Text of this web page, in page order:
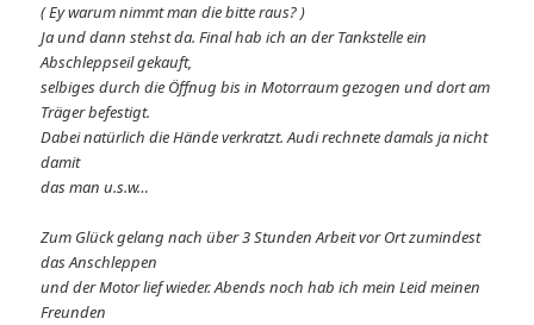
( Ey warum nimmt man die bitte raus? )
Ja und dann stehst da. Final hab ich an der Tankstelle ein
Abschleppseil gekauft,
selbiges durch die Öffnug bis in Motorraum gezogen und dort am
Träger befestigt.
Dabei natürlich die Hände verkratzt. Audi rechnete damals ja nicht
damit
das man u.s.w…
Zum Glück gelang nach über 3 Stunden Arbeit vor Ort zumindest
das Anschleppen
und der Motor lief wieder. Abends noch hab ich mein Leid meinen
Freunden